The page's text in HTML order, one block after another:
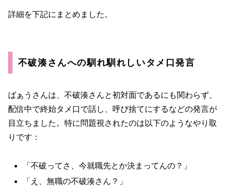
詳細を下記にまとめました。
不破湊さんへの馴れ馴れしいタメ口発言
ばぁうさんは、不破湊さんと初対面であるにも関わらず、
配信中で終始タメ口で話し、呼び捨てにするなどの発言が
目立ちました。特に問題視されたのは以下のようなやり取
りです：
「不破ってさ、今就職先とか決まってんの？」
「え、無職の不破湊さん？」